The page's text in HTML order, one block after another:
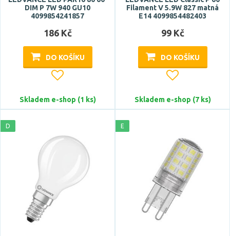
Délka
Průměr
DIM P 7W 940 GU10
4099854241857
186 Kč
DO KOŠÍKU
Skladem e-shop (1 ks)
Filament V 5.9W 827 matná
E14 4099854482403
99 Kč
DO KOŠÍKU
Skladem e-shop (7 ks)
D E